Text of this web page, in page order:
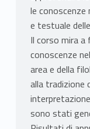
le
e testuale
Il corso mira
conoscenze
area e della
alla tradizione
sono stati